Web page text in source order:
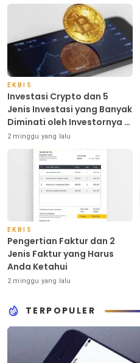
EKBIS
Investasi Crypto dan 5
Jenis Investasi yang Banyak
Diminati oleh Investornya di
Indonesia
2 minggu yang lalu
EKBIS
Pengertian Faktur dan 2
Jenis Faktur yang Harus
Anda Ketahui
2 minggu yang lalu
TERPOPULER